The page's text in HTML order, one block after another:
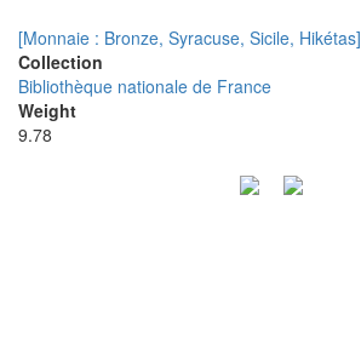
[Monnaie : Bronze, Syracuse, Sicile, Hikétas]
Collection
Bibliothèque nationale de France
Weight
9.78